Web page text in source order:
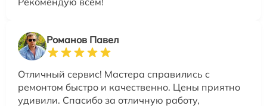
Романов Павел
Отличный сервис! Мастера справились с
ремонтом быстро и качественно. Цены приятно
удивили. Спасибо за отличную работу,